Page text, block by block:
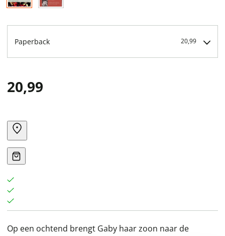
Paperback 20,99
20,99
Op een ochtend brengt Gaby haar zoon naar de